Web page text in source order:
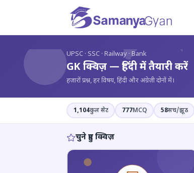
? UPSC · SSC · Railway · Bank
GK क्विज़ — हिंदी में तैयारी करें
हज़ारों प्रश्न, हर विषय, हिंदी और अंग्रेज़ी दोनों में।
1,104कुल सेट 777MCQ 58सच/झूठ
चुने हुए क्विज़